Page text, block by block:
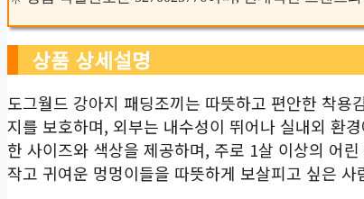
상품 상세설명
도그월드 강아지 패딩조끼는 따뜻하고 편안한 착
지를 보호하며, 외부는 내수성이 뛰어나 실내외 환
한 사이즈와 색상을 제공하며, 주로 1살 이상의 어
작고 귀여운 멍멍이들을 따뜻하게 보살피고 싶은 사